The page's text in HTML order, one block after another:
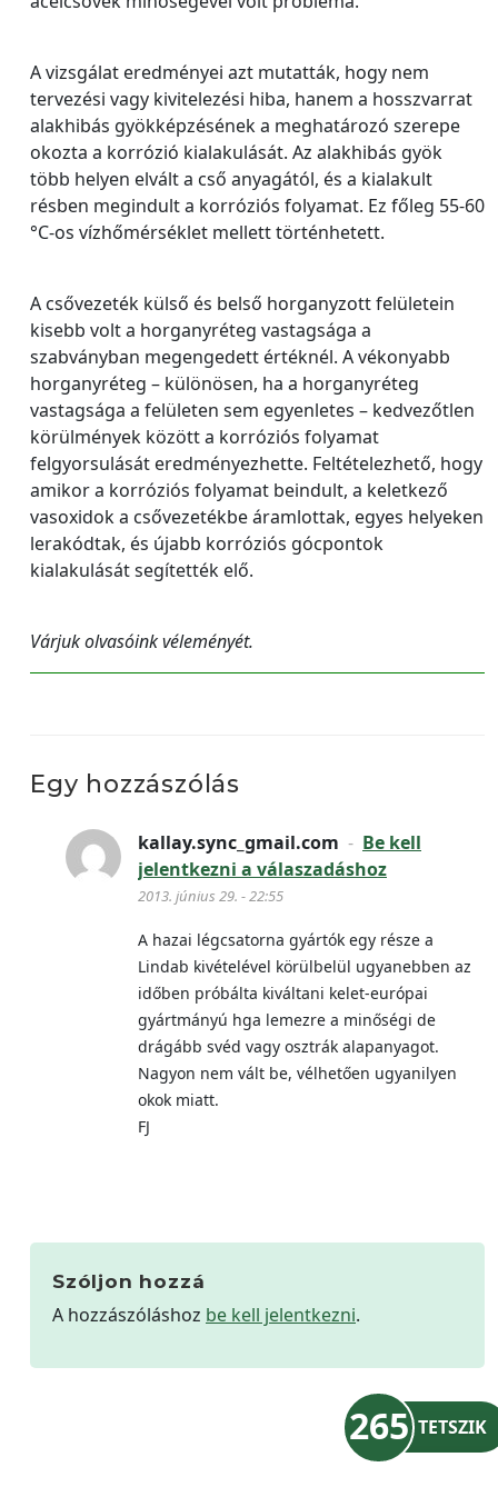
A vizsgálat eredményei azt mutatták, hogy nem
tervezési vagy kivitelezési hiba, hanem a hosszvarrat
alakhibás gyökképzésének a meghatározó szerepe
okozta a korrózió kialakulását. Az alakhibás gyök
több helyen elvált a cső anyagától, és a kialakult
résben megindult a korróziós folyamat. Ez főleg 55-60
°C-os vízhőmérséklet mellett történhetett.
A csővezeték külső és belső horganyzott felületein
kisebb volt a horganyréteg vastagsága a
szabványban megengedett értéknél. A vékonyabb
horganyréteg – különösen, ha a horganyréteg
vastagsága a felületen sem egyenletes – kedvezőtlen
körülmények között a korróziós folyamat
felgyorsulását eredményezhette. Feltételezhető, hogy
amikor a korróziós folyamat beindult, a keletkező
vasoxidok a csővezetékbe áramlottak, egyes helyeken
lerakódtak, és újabb korróziós gócpontok
kialakulását segítették elő.
Várjuk olvasóink véleményét.
Egy hozzászólás
kallay.sync_gmail.com - Be kell
jelentkezni a válaszadáshoz
2013. június 29. - 22:55
A hazai légcsatorna gyártók egy része a
Lindab kivételével körülbelül ugyanebben az
időben próbálta kiváltani kelet-európai
gyártmányú hga lemezre a minőségi de
drágább svéd vagy osztrák alapanyagot.
Nagyon nem vált be, vélhetően ugyanilyen
okok miatt.
FJ
Szóljon hozzá
A hozzászóláshoz be kell jelentkezni.
265 TETSZIK